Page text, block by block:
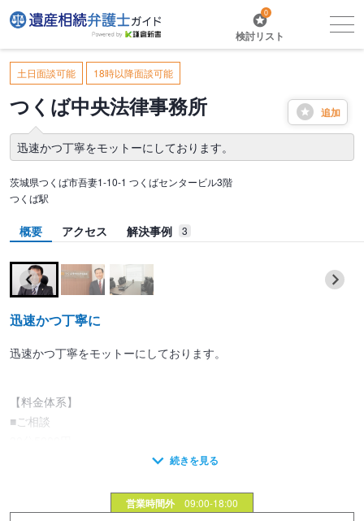
0
検討リスト
土日面談可能 18時以降面談可能
追加
つくば中央法律事務所
迅速かつ丁寧をモットーにしております。
茨城県つくば市吾妻1-10-1 つくばセンタービル3階
つくば駅
概要 アクセス 解決事例 3
迅速かつ丁寧に
迅速かつ丁寧をモットーにしております。
【料金体系】
■ご相談
営業時間外 09:00-18:00